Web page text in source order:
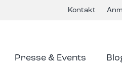
Kontakt
Presse & Events